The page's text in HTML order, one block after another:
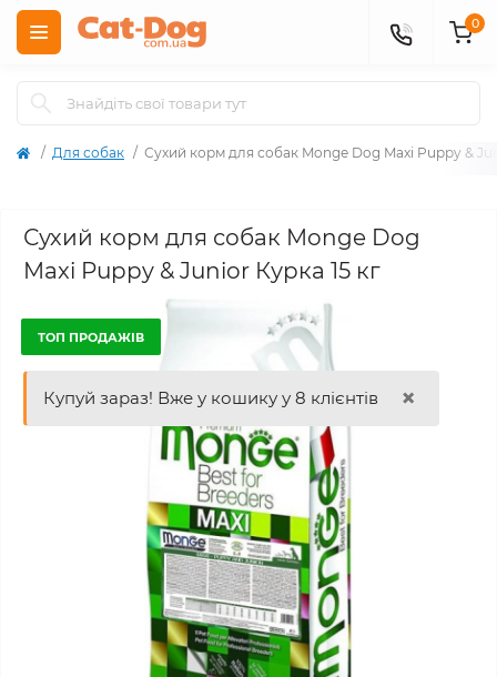
0
Для собак Сухий корм для собак Monge Dog Maxi Puppy &
Сухий корм для собак Monge Dog
Maxi Puppy & Junior Курка 15 кг
Купуй зараз! Вже у кошику у 8 клієнтів ×
ТОП ПРОДАЖІВ